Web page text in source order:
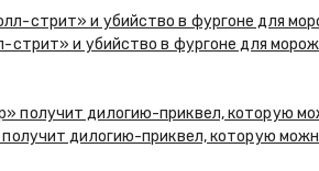
стрит» и убийство в фургоне для
дилогию-приквел, которую